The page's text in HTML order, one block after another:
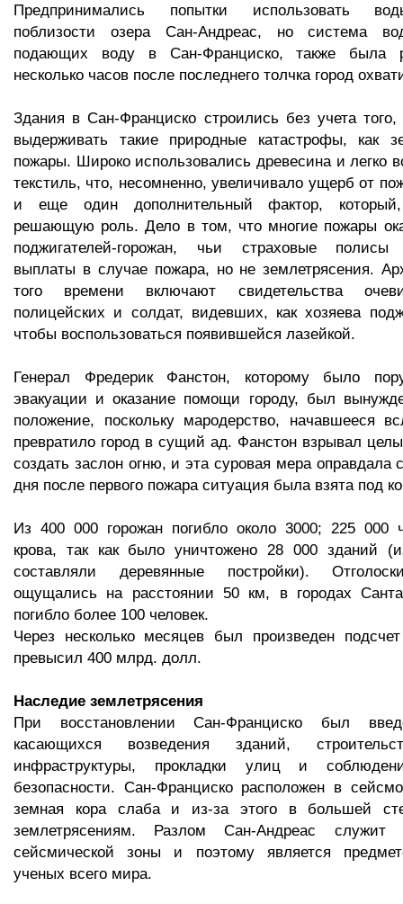
Предпринимались попытки использовать
поблизости озера Сан-Андреас, но система
подающих воду в Сан-Франциско, также была
несколько часов после последнего толчка город
Здания в Сан-Франциско строились без учета
выдерживать такие природные катастрофы, как
пожары. Широко использовались древесина и легко
текстиль, что, несомненно, увеличивало ущерб от
и еще один дополнительный фактор,
решающую роль. Дело в том, что многие пожары
поджигателей-горожан, чьи страховые полисы
выплаты в случае пожара, но не землетрясения.
того времени включают свидетельства
полицейских и солдат, видевших, как хозяева
чтобы воспользоваться появившейся лазейкой.
Генерал Фредерик Фанстон, которому было
эвакуации и оказание помощи городу, был
положение, поскольку мародерство, начавшееся
превратило город в сущий ад. Фанстон взрывал
создать заслон огню, и эта суровая мера оправдала
дня после первого пожара ситуация была взята под
Из 400 000 горожан погибло около 3000; 225 000
крова, так как было уничтожено 28 000 зданий
составляли деревянные постройки).
ощущались на расстоянии 50 км, в городах
погибло более 100 человек.
Через несколько месяцев был произведен
превысил 400 млрд. долл.
Наследие землетрясения
При восстановлении Сан-Франциско был
касающихся возведения зданий,
инфраструктуры, прокладки улиц и
безопасности. Сан-Франциско расположен в
земная кора слаба и из-за этого в большей
землетрясениям. Разлом Сан-Андреас служит
сейсмической зоны и поэтому является
ученых всего мира.